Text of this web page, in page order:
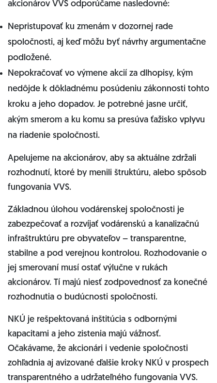
akcionárov VVS odporúčame nasledovné:
Nepristupovať ku zmenám v dozornej rade
spoločnosti, aj keď môžu byť návrhy argumentačne
podložené.
Nepokračovať vo výmene akcií za dlhopisy, kým
nedôjde k dôkladnému posúdeniu zákonnosti tohto
kroku a jeho dopadov. Je potrebné jasne určiť,
akým smerom a ku komu sa presúva ťažisko vplyvu
na riadenie spoločnosti.
Apelujeme na akcionárov, aby sa aktuálne zdržali
rozhodnutí, ktoré by menili štruktúru, alebo spôsob
fungovania VVS.
Základnou úlohou vodárenskej spoločnosti je
zabezpečovať a rozvíjať vodárenskú a kanalizačnú
infraštruktúru pre obyvateľov – transparentne,
stabilne a pod verejnou kontrolou. Rozhodovanie o
jej smerovaní musí ostať výlučne v rukách
akcionárov. Tí majú niesť zodpovednosť za konečné
rozhodnutia o budúcnosti spoločnosti.
NKÚ je rešpektovaná inštitúcia s odbornými
kapacitami a jeho zistenia majú vážnosť.
Očakávame, že akcionári i vedenie spoločnosti
zohľadnia aj avizované ďalšie kroky NKÚ v prospech
transparentného a udržateľného fungovania VVS.